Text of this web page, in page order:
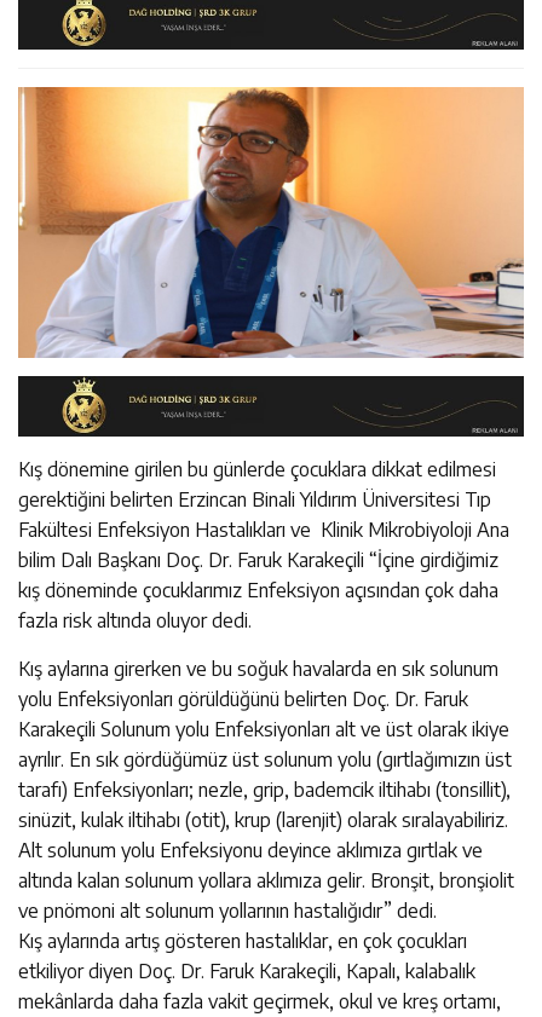
Sürdürüyor
Erzincan Emniyeti’nden Semt Pazarında Bilgilendirme
Kış dönemine girilen bu günlerde çocuklara dikkat edilmesi
gerektiğini belirten Erzincan Binali Yıldırım Üniversitesi Tıp
Fakültesi Enfeksiyon Hastalıkları ve Klinik Mikrobiyoloji Ana
bilim Dalı Başkanı Doç. Dr. Faruk Karakeçili “İçine girdiğimiz
kış döneminde çocuklarımız Enfeksiyon açısından çok daha
fazla risk altında oluyor dedi.
Kış aylarına girerken ve bu soğuk havalarda en sık solunum
yolu Enfeksiyonları görüldüğünü belirten Doç. Dr. Faruk
Karakeçili Solunum yolu Enfeksiyonları alt ve üst olarak ikiye
ayrılır. En sık gördüğümüz üst solunum yolu (gırtlağımızın üst
tarafı) Enfeksiyonları; nezle, grip, bademcik iltihabı (tonsillit),
sinüzit, kulak iltihabı (otit), krup (larenjit) olarak sıralayabiliriz.
Alt solunum yolu Enfeksiyonu deyince aklımıza gırtlak ve
altında kalan solunum yollara aklımıza gelir. Bronşit, bronşiolit
ve pnömoni alt solunum yollarının hastalığıdır” dedi.
Kış aylarında artış gösteren hastalıklar, en çok çocukları
etkiliyor diyen Doç. Dr. Faruk Karakeçili, Kapalı, kalabalık
mekânlarda daha fazla vakit geçirmek, okul ve kreş ortamı,